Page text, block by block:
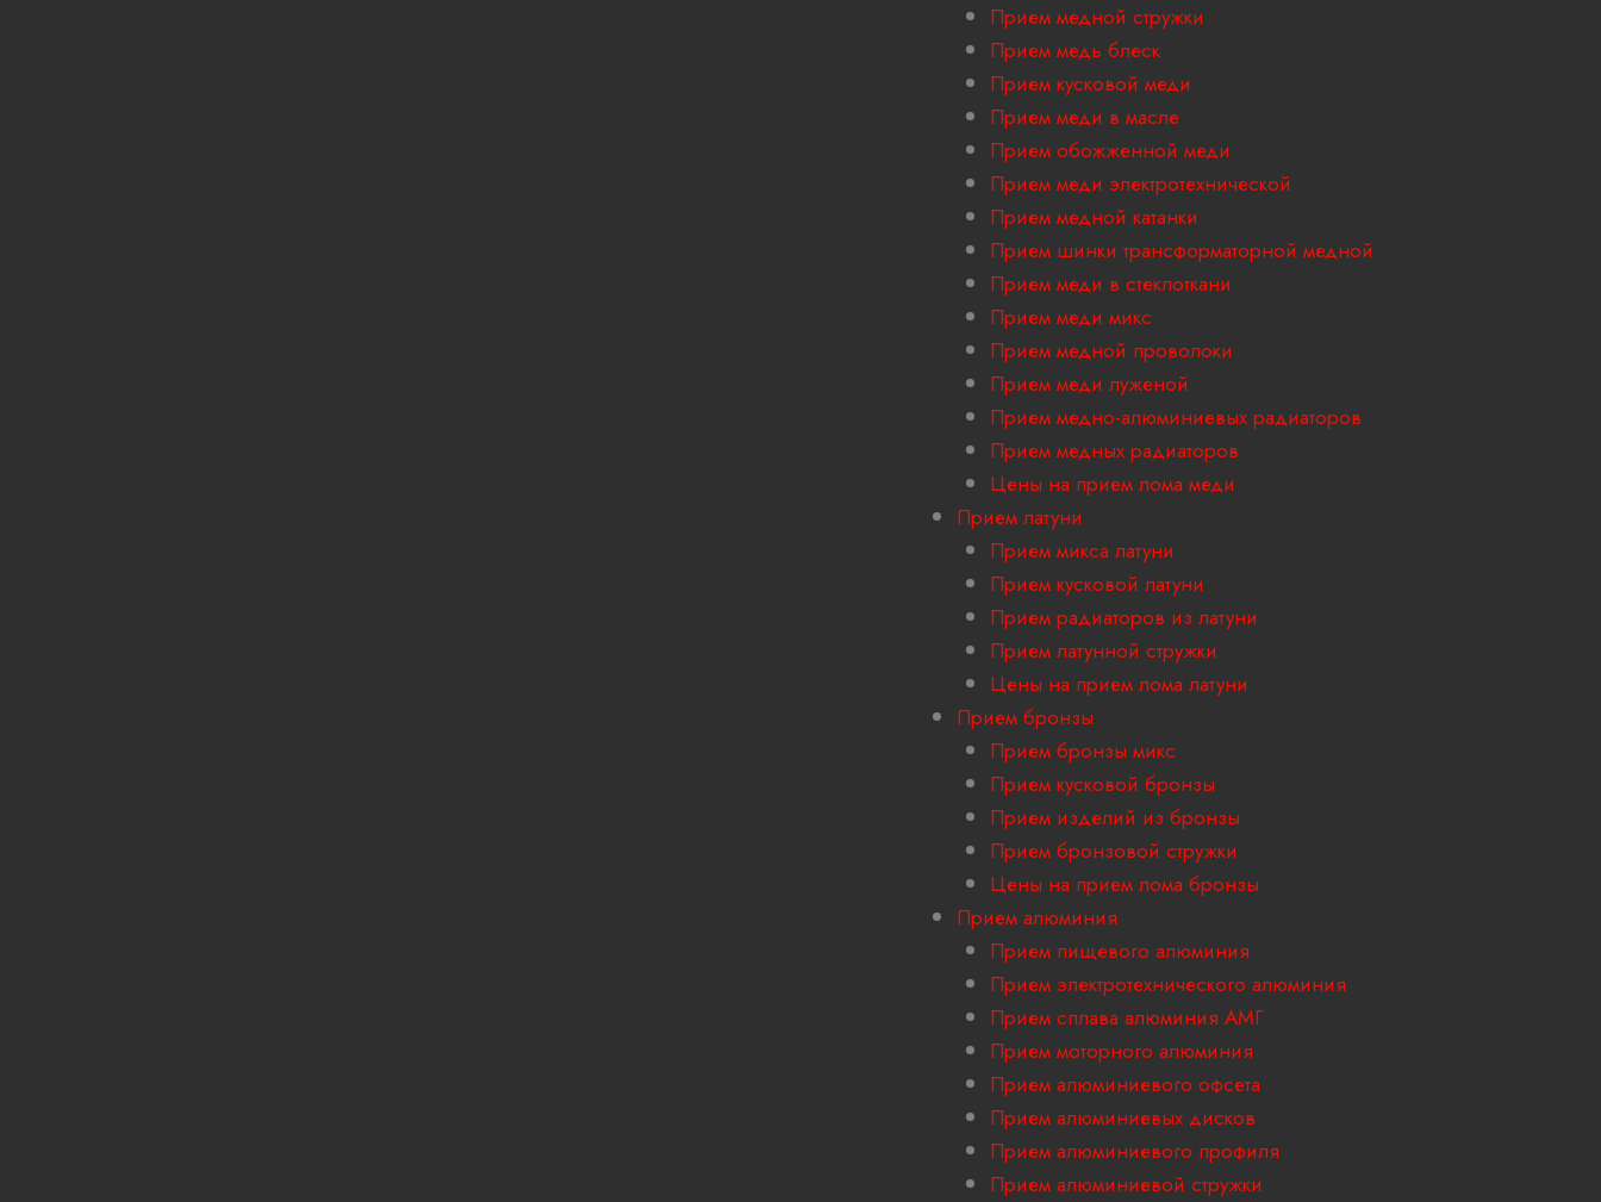
Прием медной стружки
Прием медь блеск
Прием кусковой меди
Прием меди в масле
Прием обожженной меди
Прием меди электротехнической
Прием медной катанки
Прием шинки трансформаторной медной
Прием меди в стеклоткани
Прием меди микс
Прием медной проволоки
Прием меди луженой
Прием медно-алюминиевых радиаторов
Прием медных радиаторов
Цены на прием лома меди
Прием латуни
Прием микса латуни
Прием кусковой латуни
Прием радиаторов из латуни
Прием латунной стружки
Цены на прием лома латуни
Прием бронзы
Прием бронзы микс
Прием кусковой бронзы
Прием изделий из бронзы
Прием бронзовой стружки
Цены на прием лома бронзы
Прием алюминия
Прием пищевого алюминия
Прием электротехнического алюминия
Прием сплава алюминия АМГ
Прием моторного алюминия
Прием алюминиевого офсета
Прием алюминиевых дисков
Прием алюминиевого профиля
Прием алюминиевой стружки